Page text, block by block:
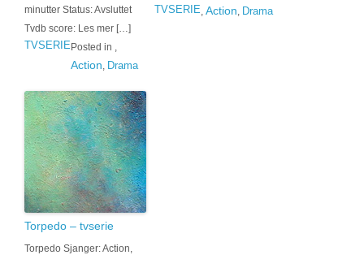
minutter Status: Avsluttet
Tvdb score: Les mer […]
Posted in
TVSERIE
Action Drama
TVSERIE Action Drama
Torpedo – tvserie
Torpedo Sjanger: Action,